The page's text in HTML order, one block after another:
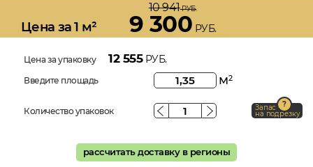
Цена за 1 м²
10 941РУБ.
9 300 РУБ.
Цена за упаковку 12 555РУБ.
Введите площадь м2
Количество упаковок Запас
на подрезку
рассчитать доставку в регионы